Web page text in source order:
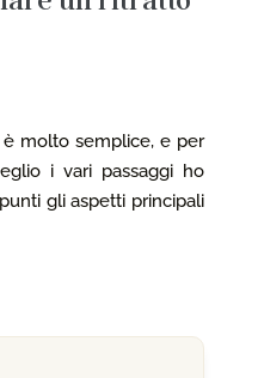
molto semplice, e per
i vari passaggi ho
gli aspetti principali